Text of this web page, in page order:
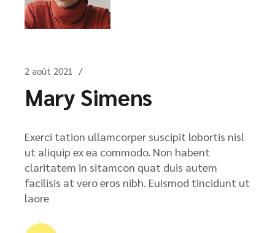
2 août 2021
Mary Simens
Exerci tation ullamcorper suscipit lobortis nisl
ut aliquip ex ea commodo. Non habent
claritatem in sitamcon quat duis autem
facilisis at vero eros nibh. Euismod tincidunt ut
laore